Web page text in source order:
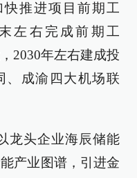
推进项目前期工
左右完成前期工
2030年左右建成投
、成渝四大机场联
龙头企业海辰储能
产业图谱，引进金